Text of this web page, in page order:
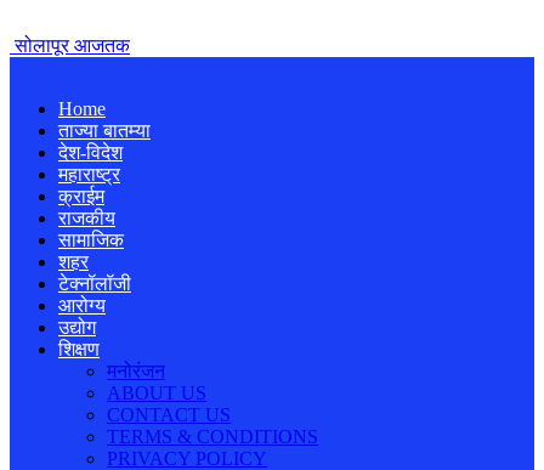
सोलापूर आजतक
Home
ताज्या बातम्या
देश-विदेश
महाराष्ट्र
क्राईम
राजकीय
सामाजिक
शहर
टेक्नॉलॉजी
आरोग्य
उद्योग
शिक्षण
मनोरंजन
ABOUT US
CONTACT US
TERMS & CONDITIONS
PRIVACY POLICY